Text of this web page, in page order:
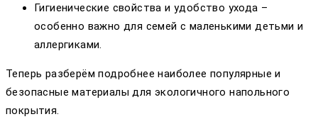
Гигиенические свойства и удобство ухода –
особенно важно для семей с маленькими детьми и
аллергиками.
Теперь разберём подробнее наиболее популярные и
безопасные материалы для экологичного напольного
покрытия.